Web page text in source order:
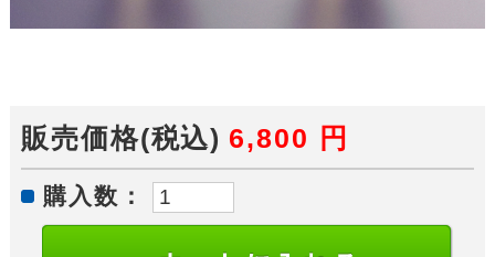
販売価格(税込) 6,800 円
購入数：